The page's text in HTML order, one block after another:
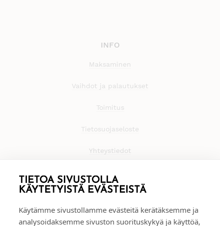
TIETOA SIVUSTOLLA
KÄYTETYISTÄ EVÄSTEISTÄ
Käytämme sivustollamme evästeitä kerätäksemme ja
analysoidaksemme sivuston suorituskykyä ja käyttöä,
INFO
Maksaminen
Vaihdot ja palautukset
Toimitus
Tietosuojaseloste
Yhteystiedot